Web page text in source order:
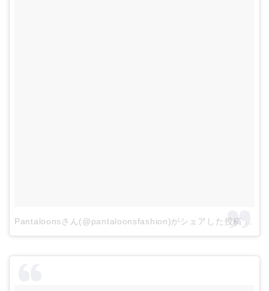
Pantaloonsさん(@pantaloonsfashion)がシェアした投稿